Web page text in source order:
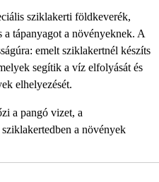
sziklakerti földkeverék,
tápanyagot a növényeknek. A
emelt sziklakertnél készíts
segítik a víz elfolyását és
elhelyezését.
a pangó vizet, a
a növények